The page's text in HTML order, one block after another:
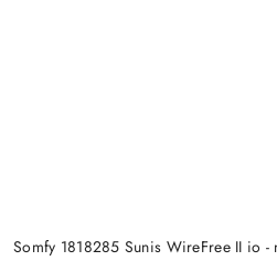
Somfy 1818285 Sunis WireFree II io -